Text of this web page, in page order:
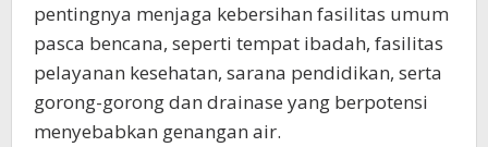
pentingnya menjaga kebersihan fasilitas umum
pasca bencana, seperti tempat ibadah, fasilitas
pelayanan kesehatan, sarana pendidikan, serta
gorong-gorong dan drainase yang berpotensi
menyebabkan genangan air.